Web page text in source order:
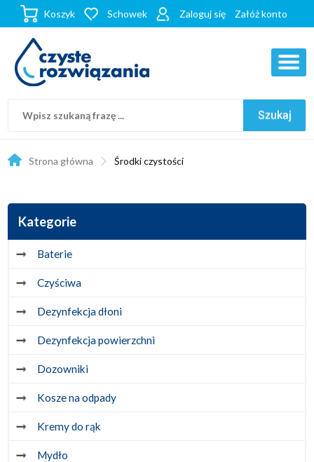
Koszyk Schowek Zaloguj się Załóż konto
Strona główna Środki czystości
Kategorie
Baterie
Czyściwa
Dezynfekcja dłoni
Dezynfekcja powierzchni
Dozowniki
Kosze na odpady
Kremy do rąk
Mydło